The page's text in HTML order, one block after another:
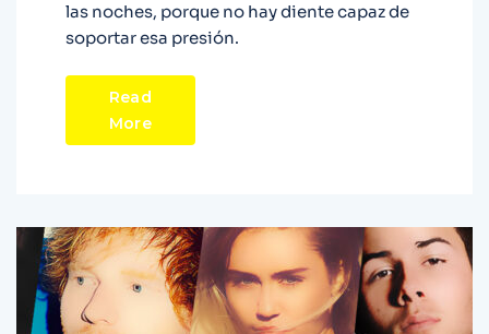
las noches, porque no hay diente capaz de
soportar esa presión.
Read
More